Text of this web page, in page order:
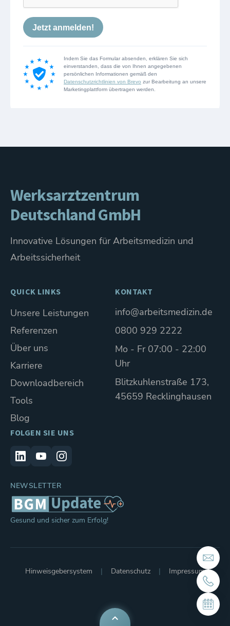
Werksarztzentrum
Deutschland GmbH
Innovative Lösungen für Arbeitsmedizin und
Arbeitssicherheit
QUICK LINKS
Unsere Leistungen
Referenzen
Über uns
Karriere
Downloadbereich
Tools
Blog
KONTAKT
info@arbeitsmedizin.de
0800 929 2222
Mo - Fr 07:00 - 22:00
Uhr
Blitzkuhlenstraße 173,
45659 Recklinghausen
FOLGEN SIE UNS
NEWSLETTER
Gesund und sicher zum Erfolg!
Hinweisgebersystem Datenschutz Impressum